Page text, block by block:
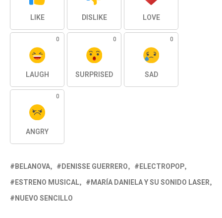
LIKE DISLIKE LOVE
0
LAUGH
0
SURPRISED
0
SAD
0
ANGRY
BELANOVA DENISSE GUERRERO
ELECTROPOP
ESTRENO MUSICAL
MARÍA DANIELA Y SU SONIDO LASER
NUEVO SENCILLO